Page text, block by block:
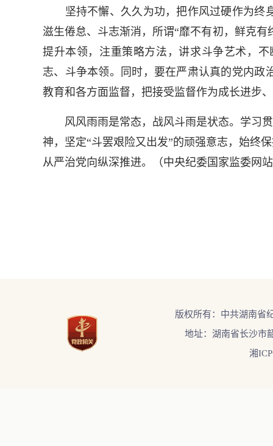
坚持不懈、久久为功，把作风过硬作为终
滋生倦怠、斗志渐消，所谓“靡不有初，鲜克
提升本领，注重策略方法，讲求斗争艺术，
志、斗争本领。同时，要在严肃认真的党内
教育和各方面监督，把接受监督作为成长进步
风风雨雨是常态，战风斗雨是状态。学习贯
神，坚定“斗罢艰险又出发”的顽强意志，始终
从严治党向纵深推进。（中央纪委国家监委网
版权所有：中共湖南省
地址：湖南省长沙市
湘